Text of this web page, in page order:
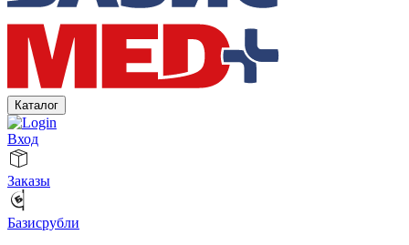
Каталог
Вход
Заказы
Базисрубли